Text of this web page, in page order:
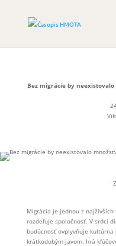
Bez migrácie by
Migrácia je jednou z
rozdeľuje spoločnosť. V srdci
budúcnosť ovplyvňuje
krátkodobým javom, hrá